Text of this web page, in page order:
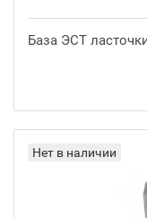
База ЭСТ
Нет в наличии